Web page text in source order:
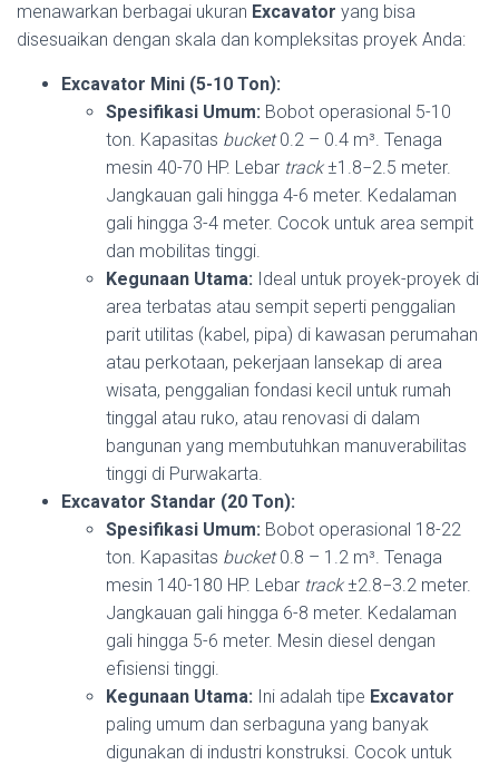
menawarkan berbagai ukuran Excavator yang bisa
disesuaikan dengan skala dan kompleksitas proyek Anda:
Excavator Mini (5-10 Ton):
Spesifikasi Umum: Bobot operasional 5-10
ton. Kapasitas bucket0.2 – 0.4 m³. Tenaga
mesin 40-70 HP. Lebar track ±1.8−2.5 meter.
Jangkauan gali hingga 4-6 meter. Kedalaman
gali hingga 3-4 meter. Cocok untuk area sempit
dan mobilitas tinggi.
Kegunaan Utama: Ideal untuk proyek-proyek di
area terbatas atau sempit seperti penggalian
parit utilitas (kabel, pipa) di kawasan perumahan
atau perkotaan, pekerjaan lansekap di area
wisata, penggalian fondasi kecil untuk rumah
tinggal atau ruko, atau renovasi di dalam
bangunan yang membutuhkan manuverabilitas
tinggi di Purwakarta.
Excavator Standar (20 Ton):
Spesifikasi Umum: Bobot operasional 18-22
ton. Kapasitas bucket0.8 – 1.2 m³. Tenaga
mesin 140-180 HP. Lebar track ±2.8−3.2 meter.
Jangkauan gali hingga 6-8 meter. Kedalaman
gali hingga 5-6 meter. Mesin diesel dengan
efisiensi tinggi.
Kegunaan Utama: Ini adalah tipe Excavator
paling umum dan serbaguna yang banyak
digunakan di industri konstruksi. Cocok untuk